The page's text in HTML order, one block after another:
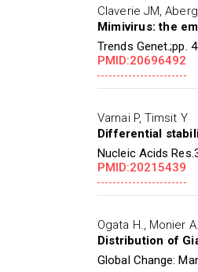
Claverie JM,
Mimivirus: the
Trends Genet.;pp.
PMID:20696492
Varnai P, Timsit Y
Differential
Nucleic Acids
PMID:20215439
Ogata H., Monier
Distribution of
Global Change: